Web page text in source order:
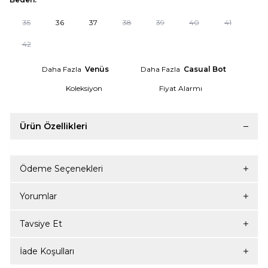
35 36 37 38 39 40 41
42
Daha Fazla Venüs Daha Fazla Casual Bot
Koleksiyon Fiyat Alarmı
Ürün Özellikleri
Ödeme Seçenekleri
Yorumlar
Tavsiye Et
İade Koşulları